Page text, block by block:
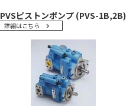
PVSピストンポンプ (PVS-1B,2B)
詳細はこちら